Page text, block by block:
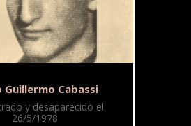
Guillermo Cabassi
y desaparecido el
26/5/1978